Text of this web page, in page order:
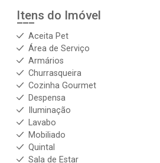
Itens do Imóvel
Aceita Pet
Área de Serviço
Armários
Churrasqueira
Cozinha Gourmet
Despensa
Iluminação
Lavabo
Mobiliado
Quintal
Sala de Estar